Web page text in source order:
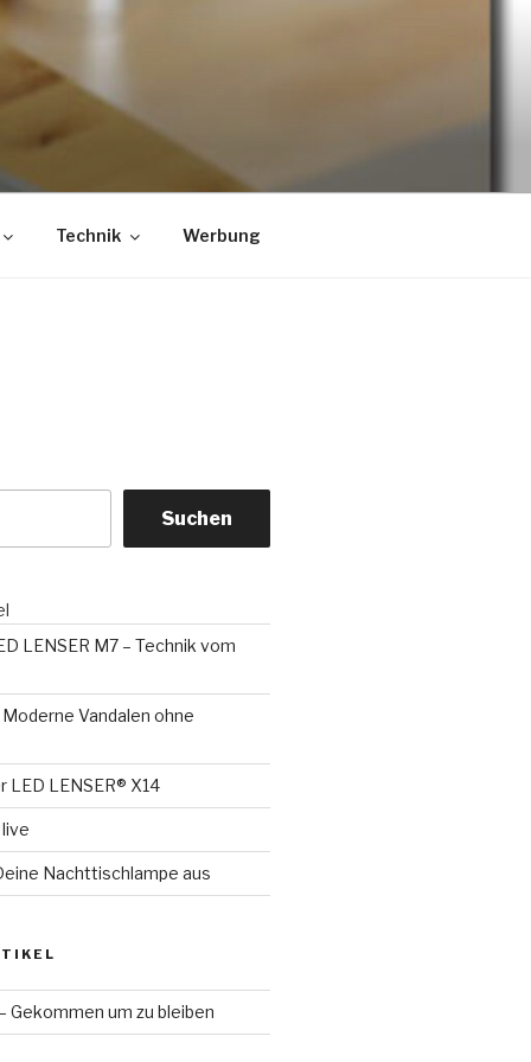
Technik Werbung
Suchen
LENSER M7 – Technik vom
Vandalen ohne
LENSER® X14
Nachttischlampe aus
Gekommen um zu bleiben